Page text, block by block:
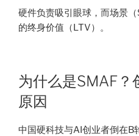
硬件负责吸引眼球，而场景
的终身价值（LTV）。
为什么是SMAF？
原因
中国硬科技与AI创业者倒在B